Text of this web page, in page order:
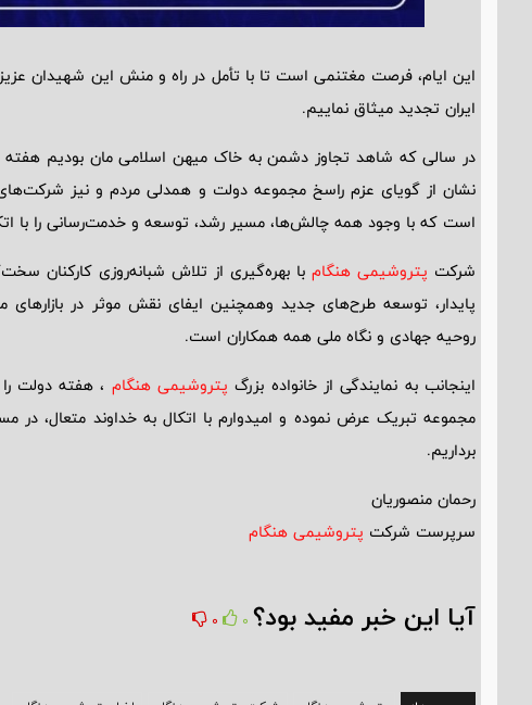
این ایام، فرصت مغتنمی است تا با تأمل در راه و منش این شهیدان
ایران تجدید میثاق نماییم.
نشان از گویای عزم راسخ مجموعه دولت و همدلی مردم و نیز
است که با وجود همه چالش‌ها، مسیر رشد، توسعه و خدمت‌رسانی را با
شرکت پتروشیمی هنگامبا بهره‌گیری از تلاش شبانه‌روزی کارکنان
پایدار، توسعه طرح‌های جدید وهمچنین ایفای نقش موثر در
روحیه جهادی و نگاه ملی همه همکاران است.
اینجانب به نمایندگی از خانواده بزرگ پتروشیمی هنگام ، هفته دولت
مجموعه تبریک عرض نموده و امیدوارم با اتکال به خداوند متعال، در
برداریم.
رحمان منصوریان
سرپرست شرکت پتروشیمی هنگام
آیا این خبر مفید بود؟ 0
0